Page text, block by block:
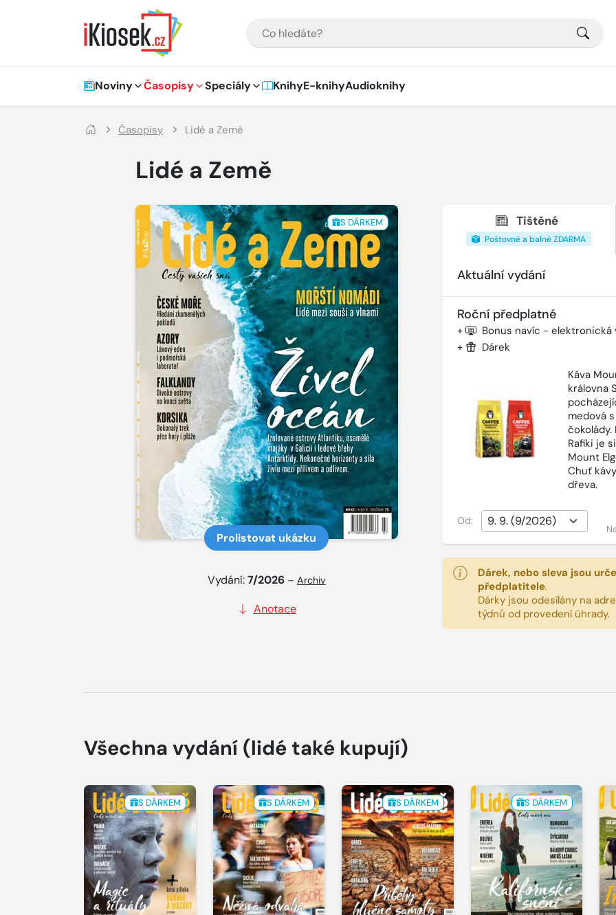
Hlavní navigace
Noviny Časopisy Speciály KnihyE-knihyAudioknihy
Časopisy Lidé a Země
Lidé a Země
S DÁRKEM
Prolistovat ukázku
Vydání:7/2026 – Archiv
Anotace
Tištěné
Poštovné a balné ZDARMA
Aktuální vydání
Roční předplatné
+ Bonus navíc - elektronická
+
Dárek
Káva
královna
medová
Rafiki je
Mount
Chuť
dřeva.
Od:
Dárek, nebo sleva jsou
předplatitele.
Dárky jsou odesílány na
týdnů od provedení úhrady.
Všechna vydání (lidé také kupují)
S DÁRKEM S DÁRKEM S DÁRKEM S DÁRKEM